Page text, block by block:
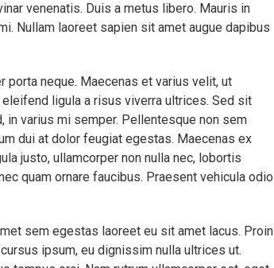
venenatis. Duis a metus libero. Mauris in
Nullam laoreet sapien sit amet augue dapibus
neque. Maecenas et varius velit, ut
ligula a risus viverra ultrices. Sed sit
in varius mi semper. Pellentesque non sem
dui at dolor feugiat egestas. Maecenas ex
justo, ullamcorper non nulla nec, lobortis
quam ornare faucibus. Praesent vehicula odio
sem egestas laoreet eu sit amet lacus. Proin
ipsum, eu dignissim nulla ultrices ut.